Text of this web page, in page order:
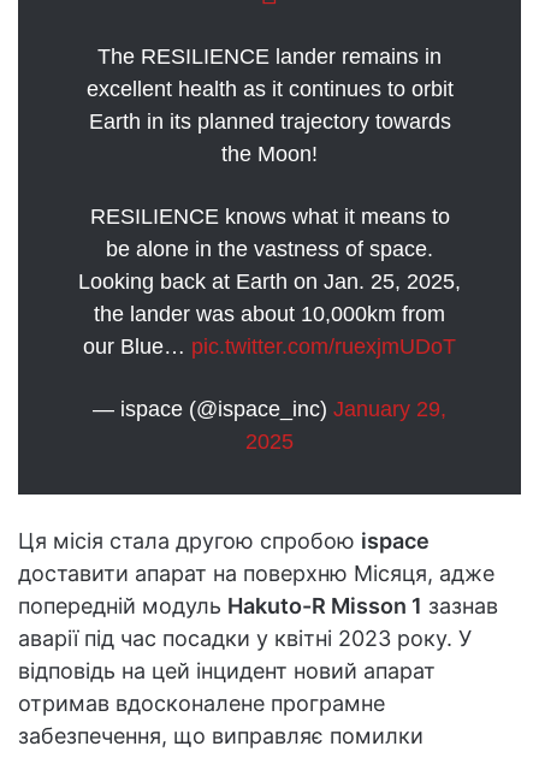
The RESILIENCE lander remains in
excellent health as it continues to orbit
Earth in its planned trajectory towards
the Moon!
RESILIENCE knows what it means to
be alone in the vastness of space.
Looking back at Earth on Jan. 25, 2025,
the lander was about 10,000km from
our Blue… pic.twitter.com/ruexjmUDoT
— ispace (@ispace_inc) January 29,
2025
Ця місія стала другою спробою ispace
доставити апарат на поверхню Місяця, адже
попередній модуль Hakuto-R Misson 1 зазнав
аварії під час посадки у квітні 2023 року. У
відповідь на цей інцидент новий апарат
отримав вдосконалене програмне
забезпечення, що виправляє помилки